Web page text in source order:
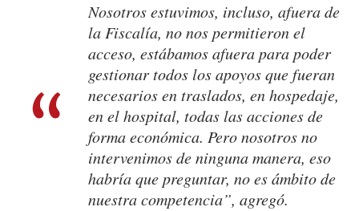
Nosotros estuvimos, incluso, afuera de
la Fiscalía, no nos permitieron el
acceso, estábamos afuera para poder
gestionar todos los apoyos que fueran
necesarios en traslados, en hospedaje,
en el hospital, todas las acciones de
forma económica. Pero nosotros no
intervenimos de ninguna manera, eso
habría que preguntar, no es ámbito de
nuestra competencia”, agregó.